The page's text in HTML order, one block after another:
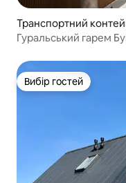
Транспортний
Гуральський гарем
Вибір гостей
Вибір гостей